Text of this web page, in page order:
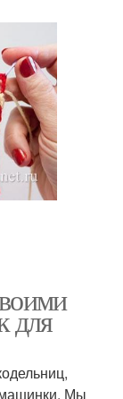
для
Мы